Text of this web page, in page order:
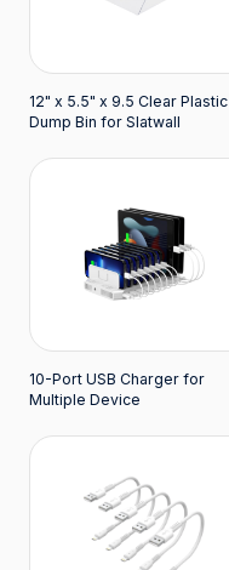
12" x 5.5" x 9.5 Clear Plastic
Dump Bin for Slatwall
10-Port USB Charger for
Multiple Device